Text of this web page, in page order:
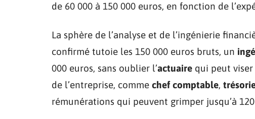
de 60 000 à 150 000 euros, en fonction de
La sphère de l’analyse et de l’ingénierie
confirmé tutoie les 150 000 euros bruts, un
000 euros, sans oublier l’actuaire qui peut viser
de l’entreprise, comme chef comptable,
rémunérations qui peuvent grimper jusqu’à